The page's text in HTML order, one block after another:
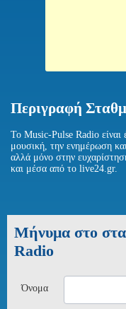
Περιγραφή
To Music-Pulse Radio
μουσική, την ενημέρωση
αλλά μόνο στην
και μέσα από το live24.gr.
Μήνυμα στο
Radio
Όνομα